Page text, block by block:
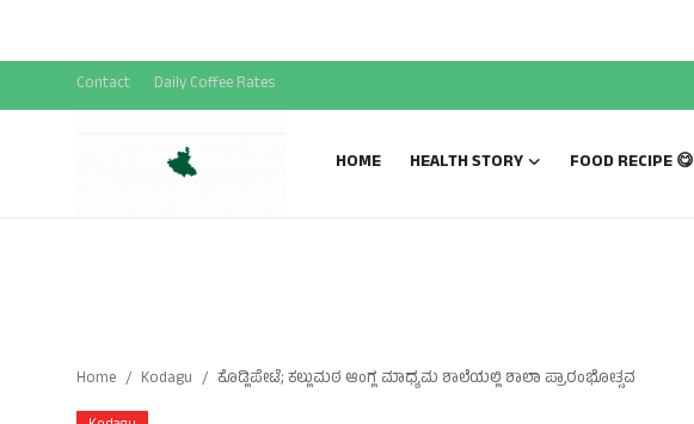
Contact Daily Coffee Rates
HOME HEALTH STORY FOOD RECIPE 😋
Sports News
Home Kodagu ಕೊಡ್ಲಿಪೇಟೆ; ಕಲ್ಲುಮಠ ಆಂಗ್ಲ ಮಾಧ್ಯಮ ಶಾಲೆಯಲ್ಲಿ ಶಾಲಾ‌ ಪ್ರಾರಂಭೋತ್ಸವ